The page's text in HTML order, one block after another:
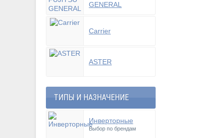
GENERAL
Carrier
ASTER
ТИПЫ И НАЗНАЧЕНИЕ
Инверторные
Выбор по брендам